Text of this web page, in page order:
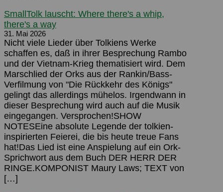
SmallTolk lauscht: Where there's a whip,
there's a way
31. Mai 2026
Nicht viele Lieder über Tolkiens Werke
schaffen es, daß in ihrer Besprechung Rambo
und der Vietnam-Krieg thematisiert wird. Dem
Marschlied der Orks aus der Rankin/Bass-
Verfilmung von "Die Rückkehr des Königs"
gelingt das allerdings mühelos. Irgendwann in
dieser Besprechung wird auch auf die Musik
eingegangen. Versprochen!SHOW
NOTESEine absolute Legende der tolkien-
inspirierten Feierei, die bis heute treue Fans
hat!Das Lied ist eine Anspielung auf ein Ork-
Sprichwort aus dem Buch DER HERR DER
RINGE.KOMPONIST Maury Laws; TEXT von
[…]